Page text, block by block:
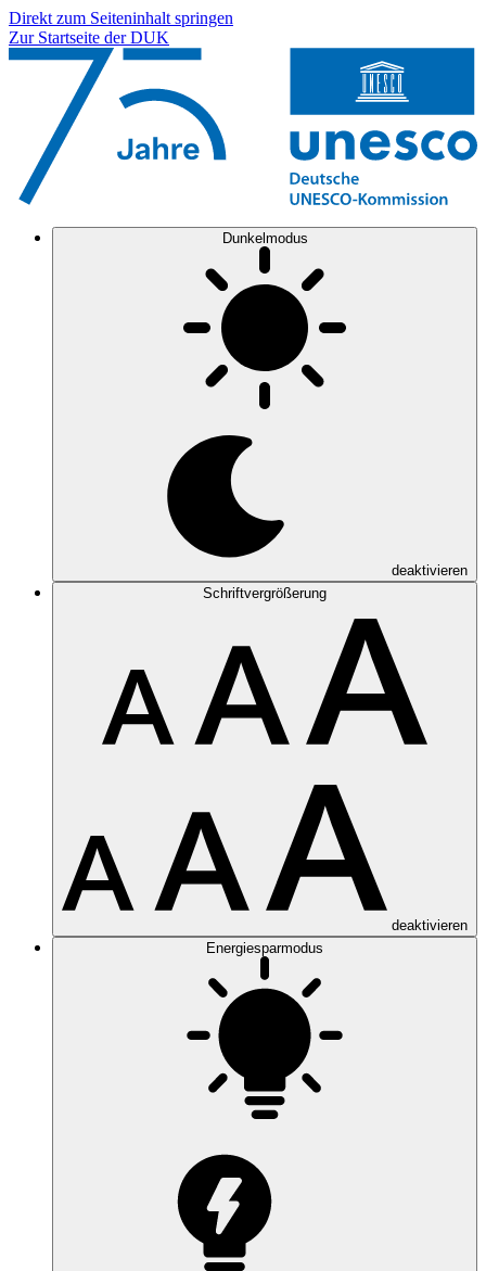
Direkt zum Seiteninhalt springen
Zur Startseite der DUK
Dunkelmodus
deaktivieren
Schriftvergrößerung
deaktivieren
Energiesparmodus